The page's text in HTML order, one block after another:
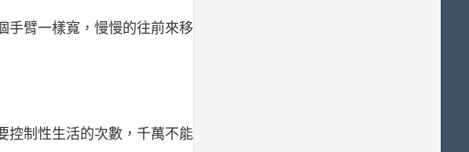
手臂一樣寬，慢慢的往前來移
控制性生活的次數，千萬不能